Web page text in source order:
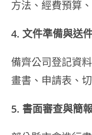
方法、經費預算
4. 文件準備與送
備齊公司登記資
畫書、申請表、
5. 書面審查與簡